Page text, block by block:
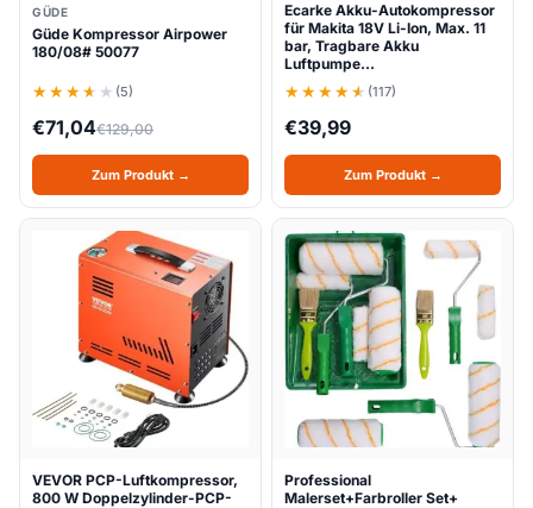
GÜDE
Güde Kompressor Airpower
180/08# 50077
(5)
€71,04€129,00
Zum Produkt →
Ecarke Akku-Autokompressor
für Makita 18V Li-Ion, Max. 11
bar, Tragbare Akku
Luftpumpe…
(117)
€39,99
Zum Produkt →
VEVOR PCP-Luftkompressor,
800 W Doppelzylinder-PCP-
Professional
Malerset+Farbroller Set+